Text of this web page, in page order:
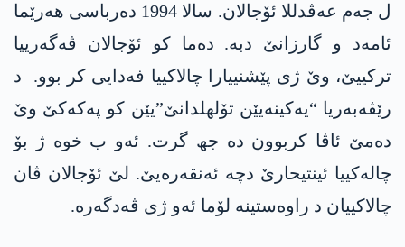
ل جەم عەڤدللا ئۆجالان. سالا 1994 دەرباسی ھەرێما
ئامەد و گارزانێ دبە. دەما کو ئۆجالان ڤەگەرییا
ترکییێ، وێ ژی پێشنییارا چالاکییا فەدایی کر بوو. د
رێڤەبەریا “یەکینەیێن تۆلھلدانێ”یێن کو پەکەکێ وێ
دەمێ ئاڤا کربوون دە جھ گرت. ئەو ب خوە ژ بۆ
چالەکییا ئینتیحارێ دچە ئەنقەرەیێ. لێ ئۆجالان ڤان
چالاکییان د راوەستینە لۆما ئەو ژی ڤەدگەرە.